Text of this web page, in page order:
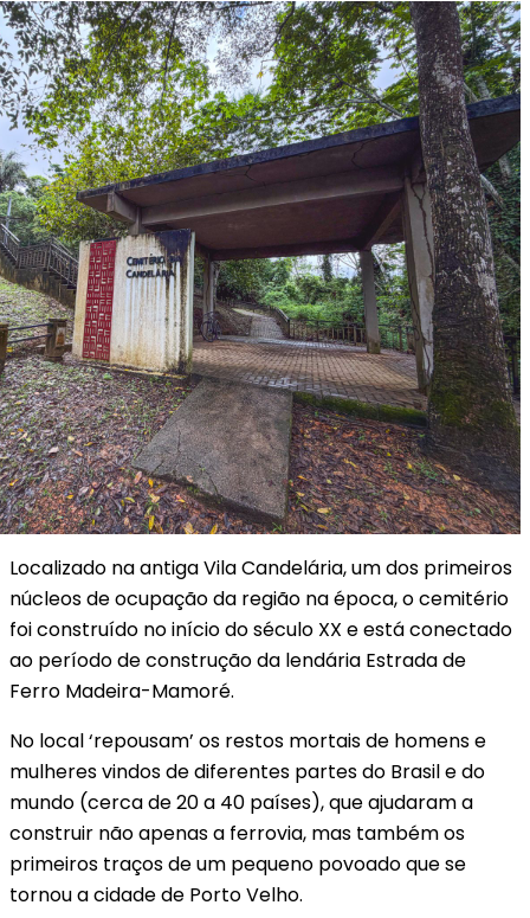
Localizado na antiga Vila Candelária, um dos primeiros
núcleos de ocupação da região na época, o cemitério
foi construído no início do século XX e está conectado
ao período de construção da lendária Estrada de
Ferro Madeira-Mamoré.
No local ‘repousam’ os restos mortais de homens e
mulheres vindos de diferentes partes do Brasil e do
mundo (cerca de 20 a 40 países), que ajudaram a
construir não apenas a ferrovia, mas também os
primeiros traços de um pequeno povoado que se
tornou a cidade de Porto Velho.